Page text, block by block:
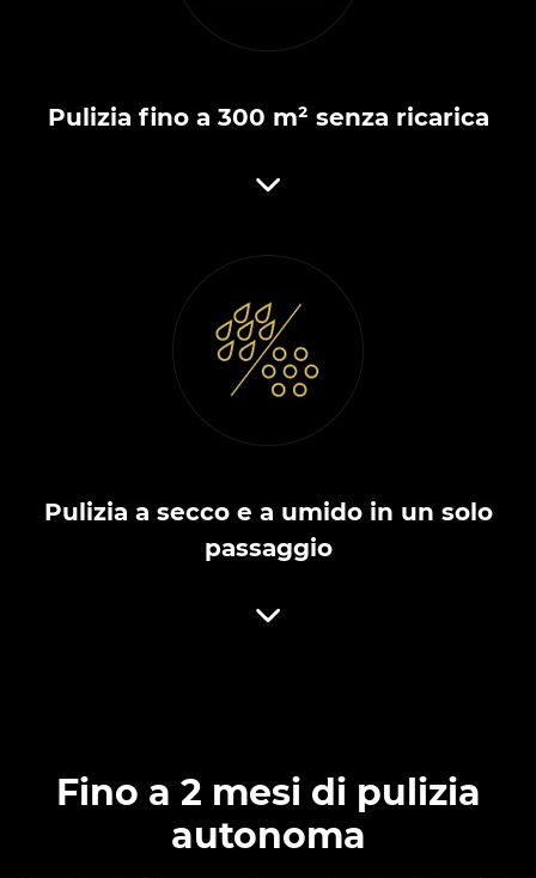
Pulizia fino a 300 m² senza ricarica
Pulizia a secco e a umido in un solo
passaggio
Fino a 2 mesi di pulizia
autonoma